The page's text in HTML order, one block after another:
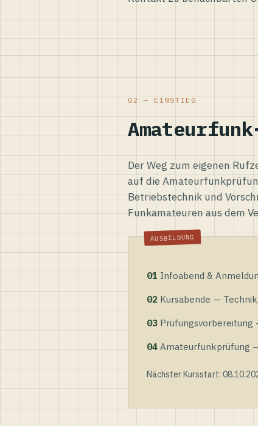
02 — EINSTIEG
Der Weg zum eigenen
auf die
Betriebstechnik und
Funkamateuren aus dem
01 Infoabend &
02 Kursabende —
03
04 Amateurfunkprüfung
Nächster Kursstart: